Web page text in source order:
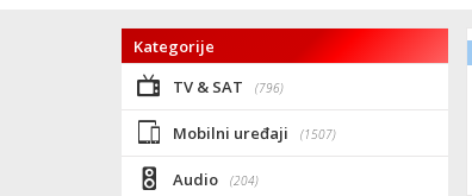
Kategorije
TV & SAT
(796)
Mobilni uređaji (1507)
Audio (204)